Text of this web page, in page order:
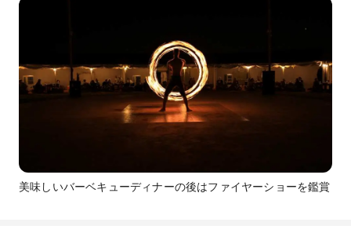
美味しいバーベキューディナーの後はファイヤーショーを鑑賞